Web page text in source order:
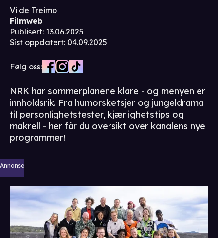
Vilde Treimo
Filmweb
Publisert: 13.06.2025
Sist oppdatert: 04.09.2025
Følg oss:
NRK har sommerplanene klare - og menyen er
innholdsrik. Fra humorsketsjer og jungeldrama
til personlighetstester, kjærlighetstips og
makrell - her får du oversikt over kanalens nye
programmer!
Annonse